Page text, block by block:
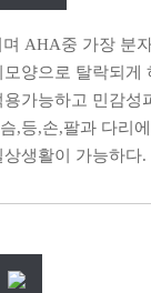
AHA중 가장 분
양으로 탈락되
가능하고 민감성
,등,손,팔과 다리
생활이 가능하